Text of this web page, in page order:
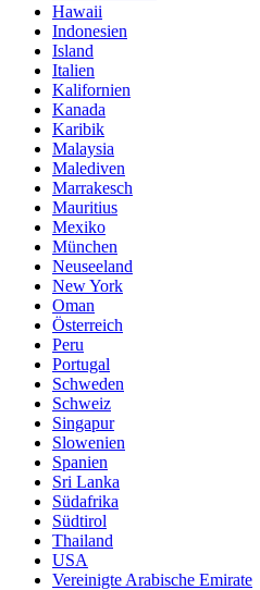
Hawaii
Indonesien
Island
Italien
Kalifornien
Kanada
Karibik
Malaysia
Malediven
Marrakesch
Mauritius
Mexiko
München
Neuseeland
New York
Oman
Österreich
Peru
Portugal
Schweden
Schweiz
Singapur
Slowenien
Spanien
Sri Lanka
Südafrika
Südtirol
Thailand
USA
Vereinigte Arabische Emirate